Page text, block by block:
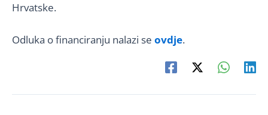
Hrvatske.
Odluka o financiranju nalazi se ovdje.